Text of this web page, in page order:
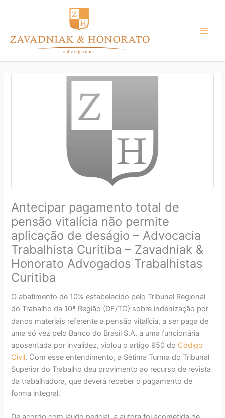
conteúdo
Antecipar pagamento total de
pensão vitalícia não permite
aplicação de deságio – Advocacia
Trabalhista Curitiba – Zavadniak &
Honorato Advogados Trabalhistas
Curitiba
O abatimento de 10% estabelecido pelo Tribunal Regional
do Trabalho da 10ª Região (DF/TO) sobre indenização por
danos materiais referente a pensão vitalícia, a ser paga de
uma só vez pelo Banco do Brasil S.A. a uma funcionária
aposentada por invalidez, violou o artigo 950 do Código
Civil. Com esse entendimento, a Sétima Turma do Tribunal
Superior do Trabalho deu provimento ao recurso de revista
da trabalhadora, que deverá receber o pagamento de
forma integral.